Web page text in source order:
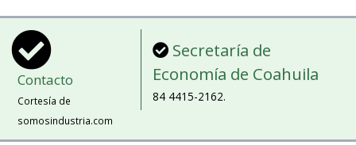
Contacto
Cortesía de
somosindustria.com
Secretaría de
Economía de Coahuila
84 4415-2162.